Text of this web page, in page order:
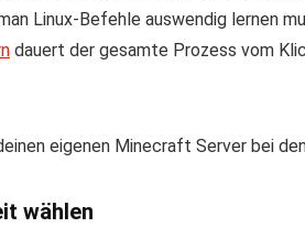
Linux-Befehle auswendig lernen
dauert der gesamte Prozess vom
eigenen Minecraft Server bei
wählen